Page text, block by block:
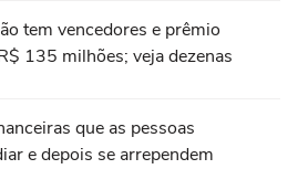
tem vencedores e prêmio
135 milhões; veja dezenas
que as pessoas
e depois se arrependem